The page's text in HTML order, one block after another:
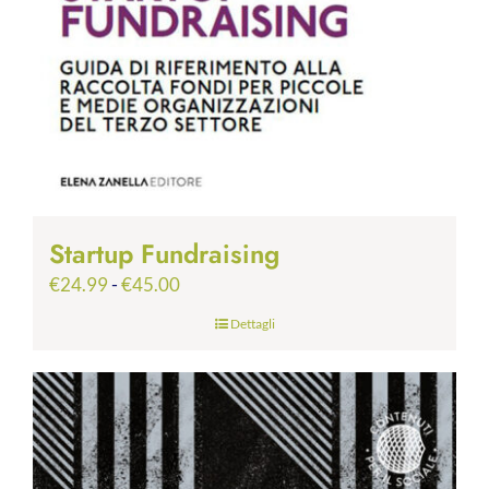
Startup Fundraising
€24.99-€45.00Fascia
€24.99
€45.00
Dettagli